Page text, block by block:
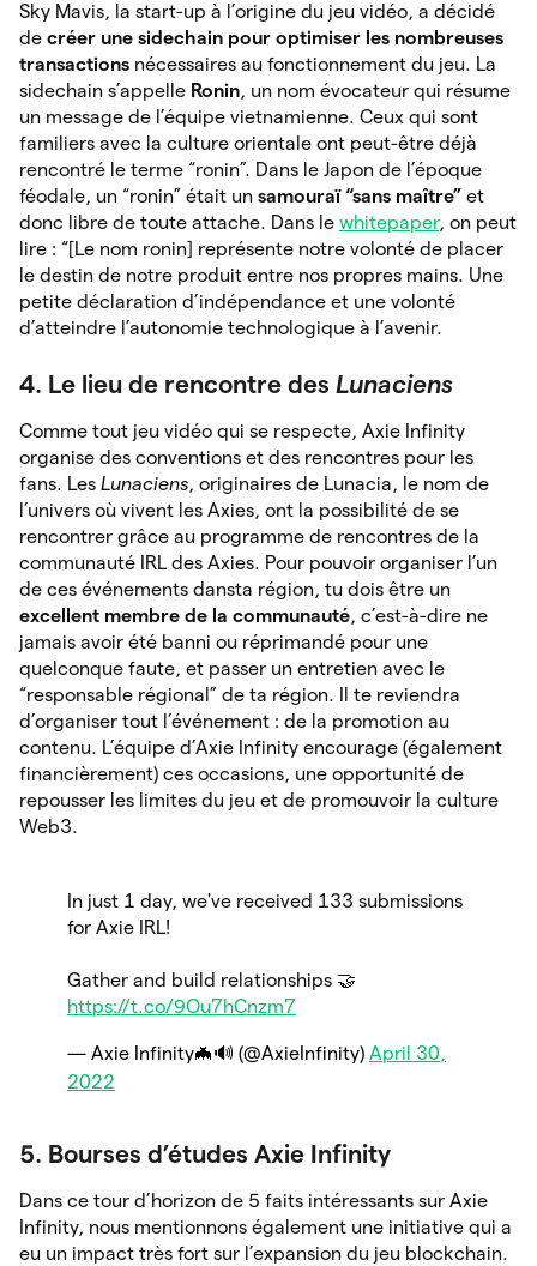
Sky Mavis, la start-up à l’origine du jeu vidéo, a décidé
de créer une sidechain pour optimiser les nombreuses
transactions nécessaires au fonctionnement du jeu. La
sidechain s’appelle Ronin, un nom évocateur qui résume
un message de l’équipe vietnamienne. Ceux qui sont
familiers avec la culture orientale ont peut-être déjà
rencontré le terme “ronin”. Dans le Japon de l’époque
féodale, un “ronin” était un samouraï “sans maître” et
donc libre de toute attache. Dans le whitepaper, on peut
lire : “[Le nom ronin] représente notre volonté de placer
le destin de notre produit entre nos propres mains. Une
petite déclaration d’indépendance et une volonté
d’atteindre l’autonomie technologique à l’avenir.
4. Le lieu de rencontre des Lunaciens
Comme tout jeu vidéo qui se respecte, Axie Infinity
organise des conventions et des rencontres pour les
fans. Les Lunaciens, originaires de Lunacia, le nom de
l’univers où vivent les Axies, ont la possibilité de se
rencontrer grâce au programme de rencontres de la
communauté IRL des Axies. Pour pouvoir organiser l’un
de ces événements dansta région, tu dois être un
excellent membre de la communauté, c’est-à-dire ne
jamais avoir été banni ou réprimandé pour une
quelconque faute, et passer un entretien avec le
“responsable régional” de ta région. Il te reviendra
d’organiser tout l’événement : de la promotion au
contenu. L’équipe d’Axie Infinity encourage (également
financièrement) ces occasions, une opportunité de
repousser les limites du jeu et de promouvoir la culture
Web3.
In just 1 day, we've received 133 submissions
for Axie IRL!
Gather and build relationships 🤝
https://t.co/9Ou7hCnzm7
— Axie Infinity🦇🔊 (@AxieInfinity) April 30,
2022
5. Bourses d’études Axie Infinity
Dans ce tour d’horizon de 5 faits intéressants sur Axie
Infinity, nous mentionnons également une initiative qui a
eu un impact très fort sur l’expansion du jeu blockchain.